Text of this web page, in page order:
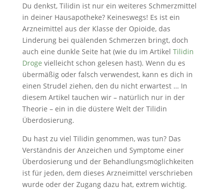
Du denkst, Tilidin ist nur ein weiteres Schmerzmittel
in deiner Hausapotheke? Keineswegs! Es ist ein
Arzneimittel aus der Klasse der Opioide, das
Linderung bei quälenden Schmerzen bringt, doch
auch eine dunkle Seite hat (wie du im Artikel Tilidin
Droge vielleicht schon gelesen hast). Wenn du es
übermäßig oder falsch verwendest, kann es dich in
einen Strudel ziehen, den du nicht erwartest … In
diesem Artikel tauchen wir – natürlich nur in der
Theorie – ein in die düstere Welt der Tilidin
Überdosierung.
Du hast zu viel Tilidin genommen, was tun? Das
Verständnis der Anzeichen und Symptome einer
Überdosierung und der Behandlungsmöglichkeiten
ist für jeden, dem dieses Arzneimittel verschrieben
wurde oder der Zugang dazu hat, extrem wichtig.